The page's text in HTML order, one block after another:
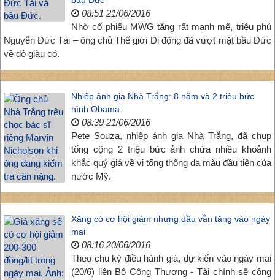
08:51 21/06/2016
Nhờ cổ phiếu MWG tăng rất mạnh mẽ, triệu phú
Nguyễn Đức Tài – ông chủ Thế giới Di động đã vượt mặt bầu Đức
về độ giàu có.
Nhiếp ảnh gia Nhà Trắng: 8 năm và 2 triệu bức
hình Obama
08:39 21/06/2016
Pete Souza, nhiếp ảnh gia Nhà Trắng, đã chụp
tổng cộng 2 triệu bức ảnh chứa nhiều khoảnh
khắc quý giá về vị tổng thống da màu đầu tiên của
nước Mỹ.
Xăng có cơ hội giảm nhưng dầu vẫn tăng vào ngày
mai
08:16 20/06/2016
Theo chu kỳ điều hành giá, dự kiến vào ngày mai
(20/6) liên Bộ Công Thương - Tài chính sẽ công